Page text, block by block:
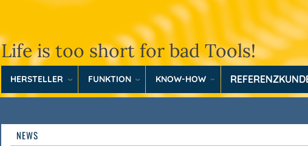
Life is too short for bad Tools!
HERSTELLER FUNKTION KNOW-HOW
NEWS